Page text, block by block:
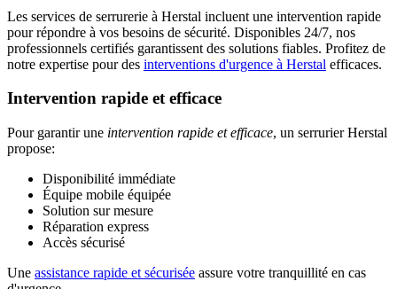
Les services de serrurerie à Herstal incluent une intervention rapide
pour répondre à vos besoins de sécurité. Disponibles 24/7, nos
professionnels certifiés garantissent des solutions fiables. Profitez de
notre expertise pour des interventions d'urgence à Herstal efficaces.
Intervention rapide et efficace
Pour garantir une intervention rapide et efficace, un serrurier Herstal
propose:
Disponibilité immédiate
Équipe mobile équipée
Solution sur mesure
Réparation express
Accès sécurisé
Une assistance rapide et sécurisée assure votre tranquillité en cas